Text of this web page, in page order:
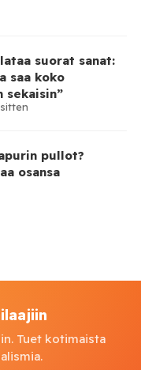
suorat sanat:
saa koko
sekaisin”
pullot?
osansa
Tuet kotimaista